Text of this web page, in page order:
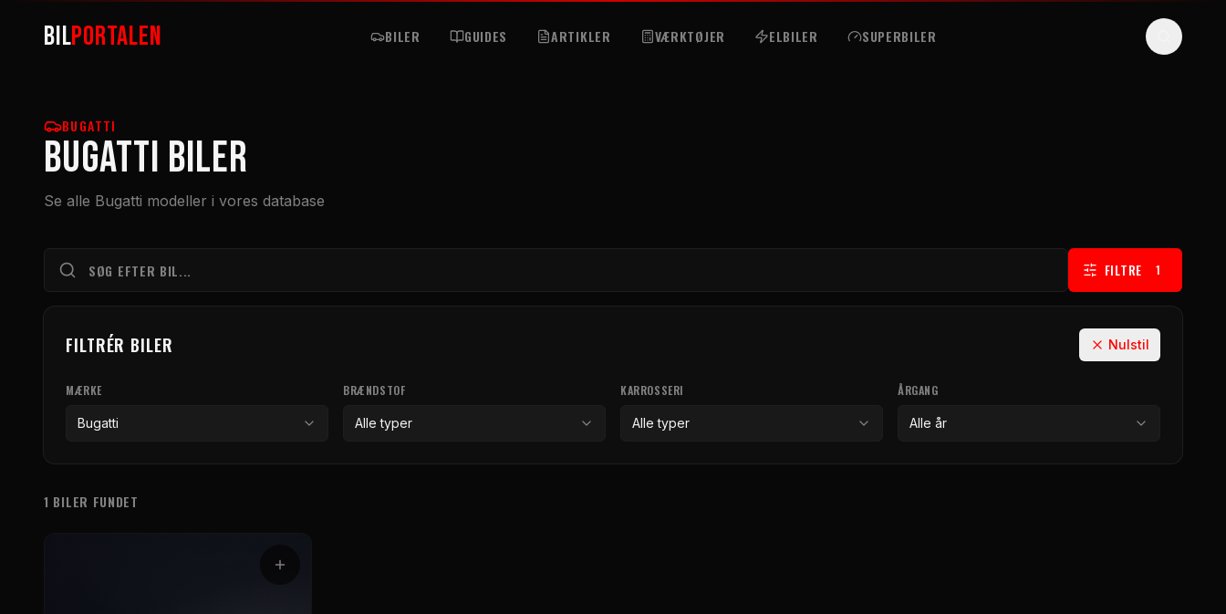
BILPORTALEN BILER GUIDES ARTIKLER VÆRKTØJER ELBILER SUPERBILER
BUGATTI
Bugatti BILER
Se alle Bugatti modeller i vores database
FILTRE 1
FILTRÉR BILER Nulstil
MÆRKE
Bugatti
BRÆNDSTOF
Alle typer
KARROSSERI
Alle typer
ÅRGANG
Alle år
1 BILER FUNDET